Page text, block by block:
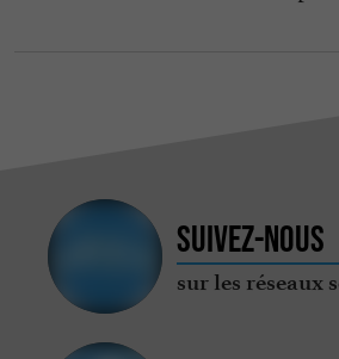
Suivez-nous
sur les réseaux